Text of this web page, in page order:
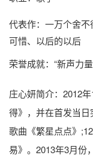
代表作：一万个舍
可惜、以后的以后
荣誉成就：“新声力
庄心妍简介：2012
得》，并在首发当
歌曲《繁星点点》
易》。2013年3月份